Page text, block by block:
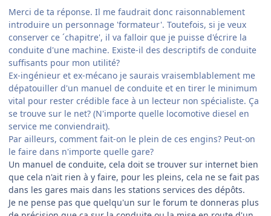
Merci de ta réponse. Il me faudrait donc raisonnablement
introduire un personnage 'formateur'. Toutefois, si je veux
conserver ce ´chapitre', il va falloir que je puisse d'écrire la
conduite d'une machine. Existe-il des descriptifs de conduite
suffisants pour mon utilité?
Ex-ingénieur et ex-mécano je saurais vraisemblablement me
dépatouiller d'un manuel de conduite et en tirer le minimum
vital pour rester crédible face à un lecteur non spécialiste. Ça
se trouve sur le net? (N'importe quelle locomotive diesel en
service me conviendrait).
Par ailleurs, comment fait-on le plein de ces engins? Peut-on
le faire dans n'importe quelle gare?
Un manuel de conduite, cela doit se trouver sur internet bien
que cela n'ait rien à y faire, pour les pleins, cela ne se fait pas
dans les gares mais dans les stations services des dépôts.
Je ne pense pas que quelqu'un sur le forum te donneras plus